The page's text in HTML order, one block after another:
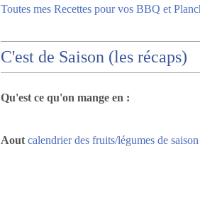
Toutes mes Recettes pour vos BBQ et
C'est de Saison (les récaps)
Qu'est ce qu'on mange en :
Aout calendrier des fruits/légumes de saison